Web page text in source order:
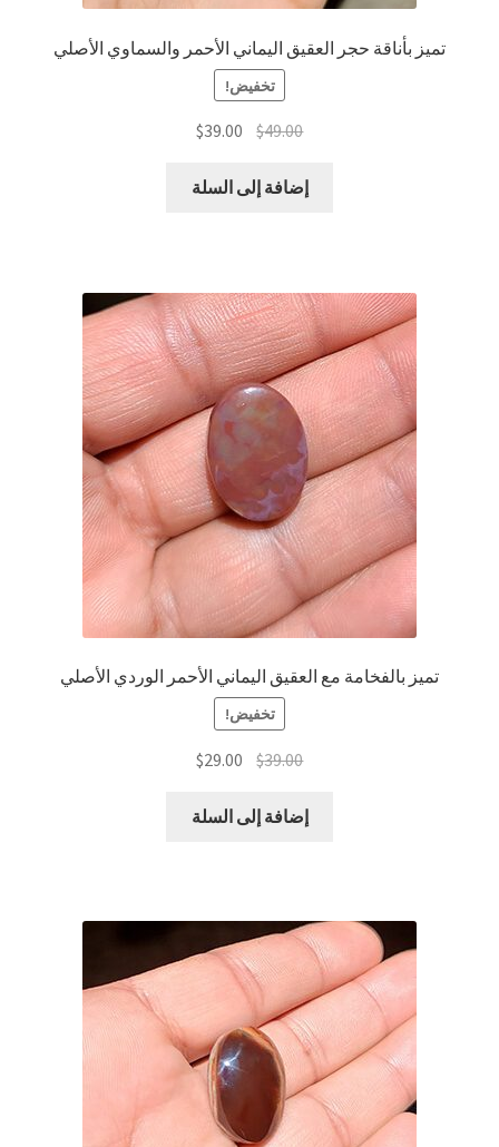
تميز بأناقة حجر العقيق اليماني الأحمر والسماوي الأصلي
تخفيض!
$49.00
السعر
هو:
$39.00 السعر
هو:إضافة إلى السلة
تميز بالفخامة مع العقيق اليماني الأحمر الوردي الأصلي
تخفيض!
$39.00
السعر
هو:
$29.00 السعر
هو:إضافة إلى السلة